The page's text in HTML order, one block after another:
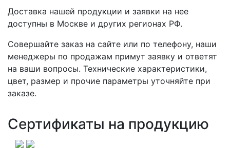
Доставка нашей продукции и заявки на нее
доступны в Москве и других регионах РФ.
Совершайте заказ на сайте или по телефону, наши
менеджеры по продажам примут заявку и ответят
на ваши вопросы. Технические характеристики,
цвет, размер и прочие параметры уточняйте при
заказе.
Сертификаты на продукцию